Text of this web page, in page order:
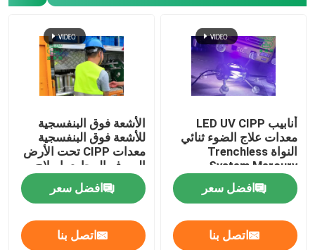
باكر الأنابيب
تأجير المعدات بدون حفر
سدادة الأنابيب القابلة للنفخ
مضخات الصرف
أنابيب LED UV CIPP
معدات علاج الضوء ثنائي
النواة Trenchless
System Mercury
Technology
افضل سعر
اتصل بنا
الأشعة فوق البنفسجية
للأشعة فوق البنفسجية
معدات CIPP تحت الأرض
الصرف المجاري إصلاح
خط أنابيب الصرف
افضل سعر
اتصل بنا